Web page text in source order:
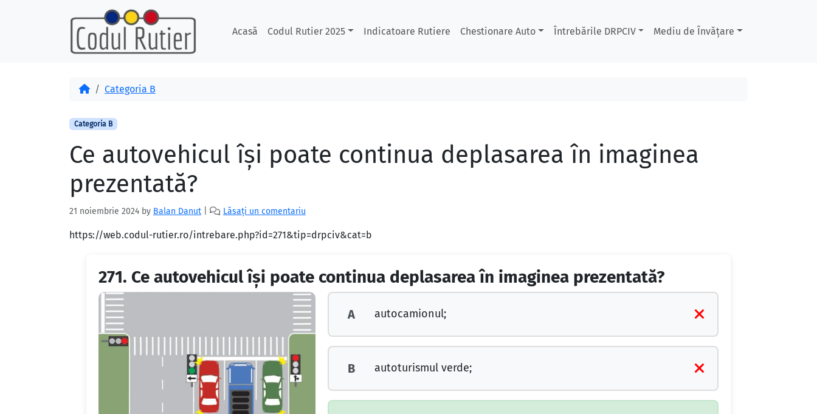
Acasă Codul Rutier 2025 Indicatoare Rutiere Chestionare Auto Întrebările DRPCIV Mediu de Învățare
AcasăCategoria B
Categoria B
Ce autovehicul îşi poate continua deplasarea în imaginea
prezentată?
21 noiembrie 2024 by Balan Danut Lăsați un comentariu
https://web.codul-rutier.ro/intrebare.php?id=271&tip=drpciv&cat=b
271. Ce autovehicul îşi poate continua deplasarea în imaginea prezentată?
A autocamionul;
B autoturismul verde;